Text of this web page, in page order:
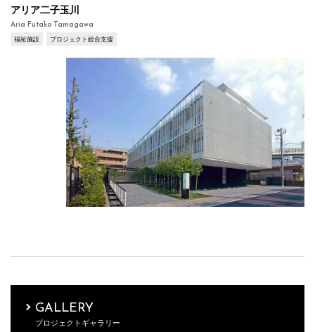
アリア二子玉川
Aria Futako Tamagawa
福祉施設
プロジェクト総合支援
GALLERY
プロジェクトギャラリー